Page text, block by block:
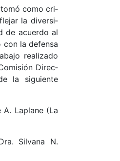
to­mó co­mo cri­
la di­ver­si­
de acuer­do al
la de­fen­sa
rea­li­za­do
Di­rec­
la si­guien­te
A. La­pla­ne (La
Sil­va­na N.